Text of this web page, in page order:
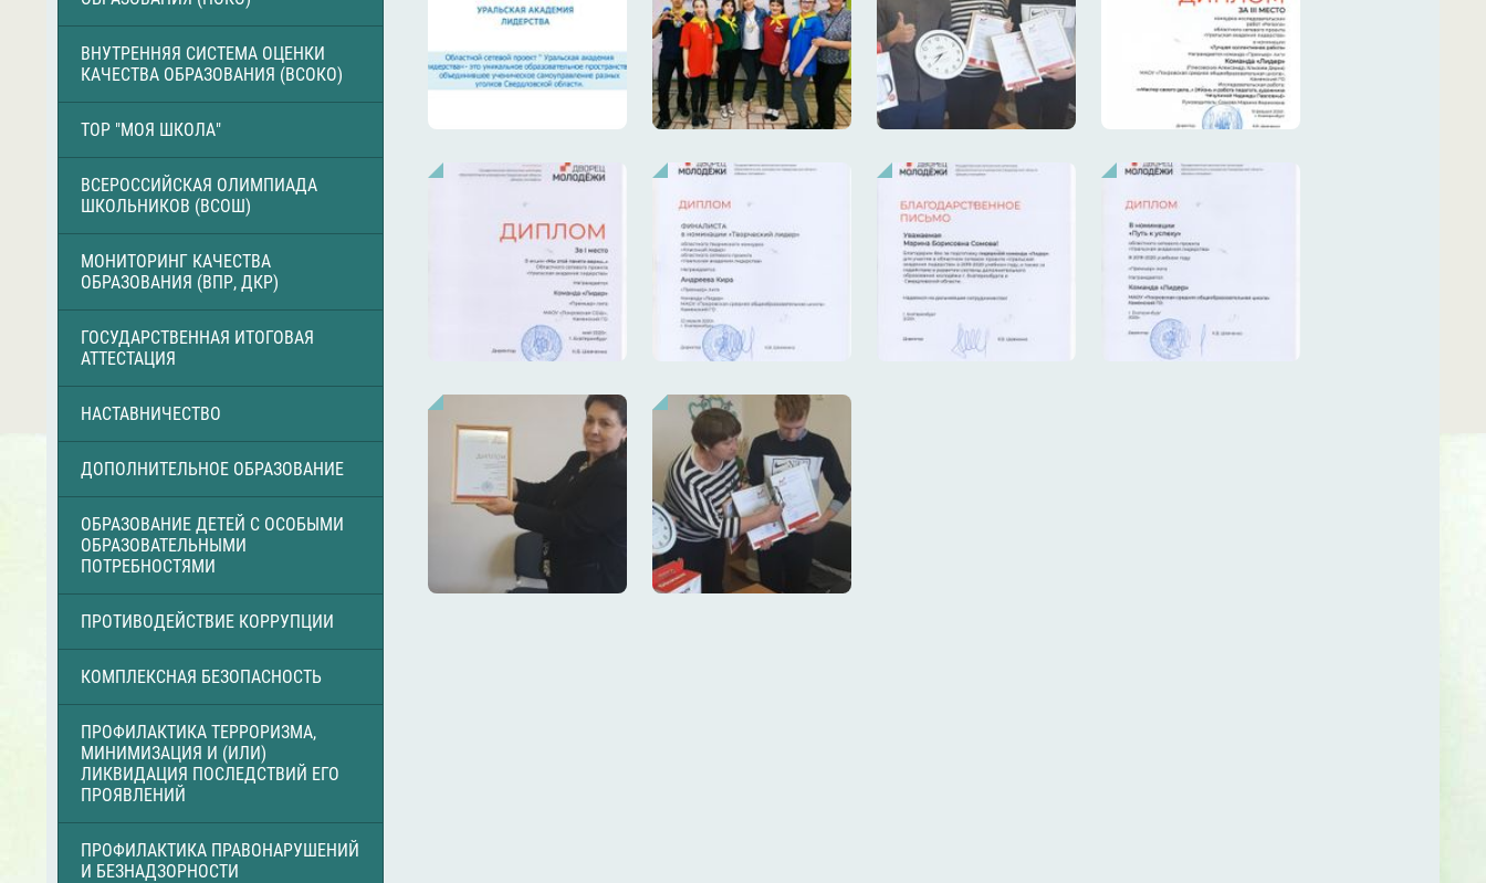
ВНУТРЕННЯЯ СИСТЕМА ОЦЕНКИ
КАЧЕСТВА ОБРАЗОВАНИЯ (ВСОКО)
ТОР "МОЯ ШКОЛА"
ВСЕРОССИЙСКАЯ ОЛИМПИАДА
ШКОЛЬНИКОВ (ВСОШ)
МОНИТОРИНГ КАЧЕСТВА
ОБРАЗОВАНИЯ (ВПР, ДКР)
ГОСУДАРСТВЕННАЯ ИТОГОВАЯ
АТТЕСТАЦИЯ
НАСТАВНИЧЕСТВО
ДОПОЛНИТЕЛЬНОЕ ОБРАЗОВАНИЕ
ОБРАЗОВАНИЕ ДЕТЕЙ С ОСОБЫМИ
ОБРАЗОВАТЕЛЬНЫМИ
ПОТРЕБНОСТЯМИ
ПРОТИВОДЕЙСТВИЕ КОРРУПЦИИ
КОМПЛЕКСНАЯ БЕЗОПАСНОСТЬ
ПРОФИЛАКТИКА ТЕРРОРИЗМА,
МИНИМИЗАЦИЯ И (ИЛИ)
ЛИКВИДАЦИЯ ПОСЛЕДСТВИЙ ЕГО
ПРОЯВЛЕНИЙ
ПРОФИЛАКТИКА ПРАВОНАРУШЕНИЙ
И БЕЗНАДЗОРНОСТИ